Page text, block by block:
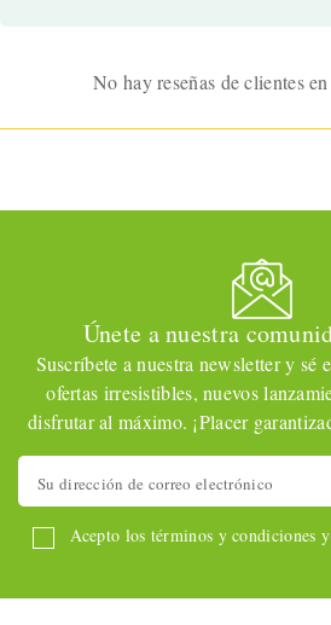
No hay reseñas de clientes
Únete a nuestra
Suscríbete a nuestra newsletter y sé
ofertas irresistibles, nuevos
disfrutar al máximo. ¡Placer
Acepto los términos y condiciones